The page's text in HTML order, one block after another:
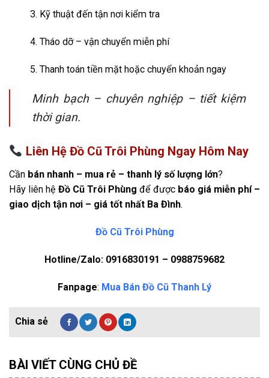
Kỹ thuật đến tận nơi kiểm tra
Tháo dỡ – vận chuyển miễn phí
Thanh toán tiền mặt hoặc chuyển khoản ngay
Minh bạch – chuyên nghiệp – tiết kiệm
thời gian.
Liên Hệ Đồ Cũ Trôi Phùng Ngay Hôm Nay
Cần bán nhanh – mua rẻ – thanh lý số lượng lớn?
Hãy liên hệ Đồ Cũ Trôi Phùng để được báo giá miễn phí –
giao dịch tận nơi – giá tốt nhất Ba Đình.
Đồ Cũ Trôi Phùng
Hotline/Zalo: 0916830191 – 0988759682
Fanpage: Mua Bán Đồ Cũ Thanh Lý
BÀI VIẾT CÙNG CHỦ ĐỀ